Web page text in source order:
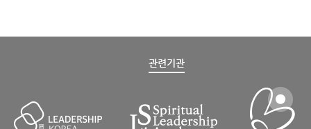
관련기관